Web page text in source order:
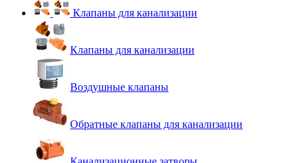
Клапаны для канализации
Клапаны для канализации
Воздушные клапаны
Обратные клапаны для канализации